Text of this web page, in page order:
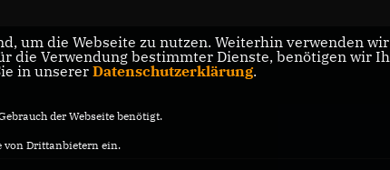
um die Webseite zu nutzen. Weiterhin verwenden
die Verwendung bestimmter Dienste, benötigen wir
in unserer Datenschutzerklärung.
der Webseite benötigt.
von Drittanbietern ein.